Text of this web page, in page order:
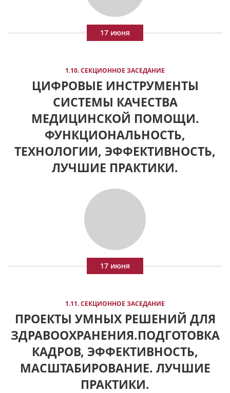
17 июня
17 июня
1.10. СЕКЦИОННОЕ ЗАСЕДАНИЕ
ЦИФРОВЫЕ ИНСТРУМЕНТЫ
СИСТЕМЫ КАЧЕСТВА
МЕДИЦИНСКОЙ ПОМОЩИ.
ФУНКЦИОНАЛЬНОСТЬ,
ТЕХНОЛОГИИ, ЭФФЕКТИВНОСТЬ,
ЛУЧШИЕ ПРАКТИКИ.
1.11. СЕКЦИОННОЕ ЗАСЕДАНИЕ
ПРОЕКТЫ УМНЫХ РЕШЕНИЙ ДЛЯ
ЗДРАВООХРАНЕНИЯ.ПОДГОТОВКА
КАДРОВ, ЭФФЕКТИВНОСТЬ,
МАСШТАБИРОВАНИЕ. ЛУЧШИЕ
ПРАКТИКИ.